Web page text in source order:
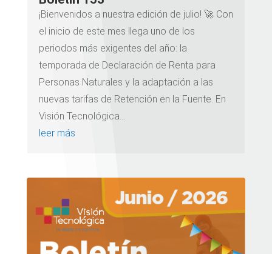
¡Bienvenidos a nuestra edición de julio! 🚀 Con
el inicio de este mes llega uno de los
periodos más exigentes del año: la
temporada de Declaración de Renta para
Personas Naturales y la adaptación a las
nuevas tarifas de Retención en la Fuente. En
Visión Tecnológica...
leer más